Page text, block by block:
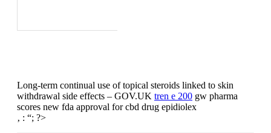
Long-term continual use of topical steroids linked to skin
withdrawal side effects – GOV.UK tren e 200 gw pharma
scores new fda approval for cbd drug epidiolex
‚ : “; ?>